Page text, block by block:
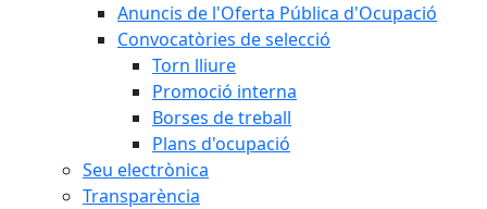
Anuncis de l'Oferta Pública d'Ocupació
Convocatòries de selecció
Torn lliure
Promoció interna
Borses de treball
Plans d'ocupació
Seu electrònica
Transparència